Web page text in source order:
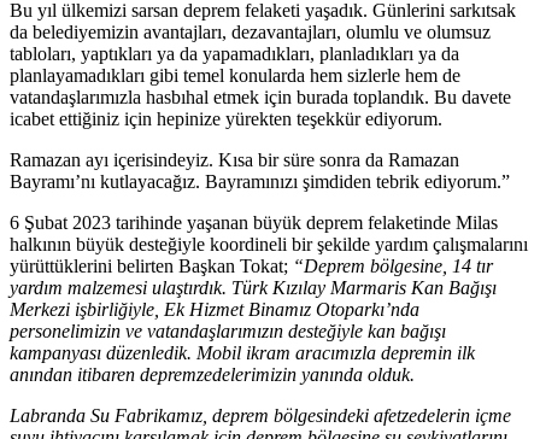
Bu yıl ülkemizi sarsan deprem felaketi yaşadık. Günlerini sarkıtsak
da belediyemizin avantajları, dezavantajları, olumlu ve olumsuz
tabloları, yaptıkları ya da yapamadıkları, planladıkları ya da
planlayamadıkları gibi temel konularda hem sizlerle hem de
vatandaşlarımızla hasbıhal etmek için burada toplandık. Bu davete
icabet ettiğiniz için hepinize yürekten teşekkür ediyorum.
Ramazan ayı içerisindeyiz. Kısa bir süre sonra da Ramazan
Bayramı’nı kutlayacağız. Bayramınızı şimdiden tebrik ediyorum.”
6 Şubat 2023 tarihinde yaşanan büyük deprem felaketinde Milas
halkının büyük desteğiyle koordineli bir şekilde yardım çalışmalarını
yürüttüklerini belirten Başkan Tokat; “Deprem bölgesine, 14 tır
yardım malzemesi ulaştırdık. Türk Kızılay Marmaris Kan Bağışı
Merkezi işbirliğiyle, Ek Hizmet Binamız Otoparkı’nda
personelimizin ve vatandaşlarımızın desteğiyle kan bağışı
kampanyası düzenledik. Mobil ikram aracımızla depremin ilk
anından itibaren depremzedelerimizin yanında olduk.
Labranda Su Fabrikamız, deprem bölgesindeki afetzedelerin içme